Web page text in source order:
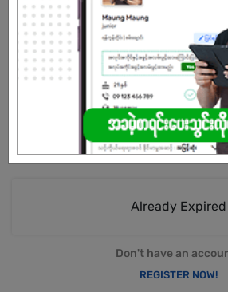
Open To : Male
About Our Company
Professional painting company
Paint application
Distribution
Already Expired
Don't have an
REGISTER NOW!